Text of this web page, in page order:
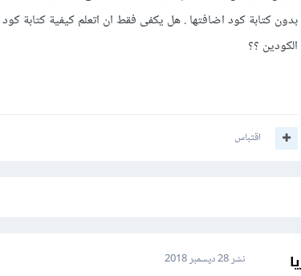
بدون كتابة كود اضافتها . هل يكفى فقط ان اتعلم كيفية كتابة
الكودين ؟؟
اقتباس
نشر28 ديسمبر 2018